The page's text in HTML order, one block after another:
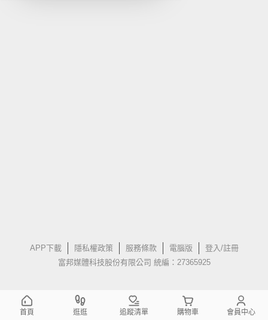
APP下載 隱私權政策 服務條款 電腦版
登入/註冊
富邦媒體科技股份有限公司 統編：27365925
首頁 逛逛 追蹤清單 購物車 會員中心